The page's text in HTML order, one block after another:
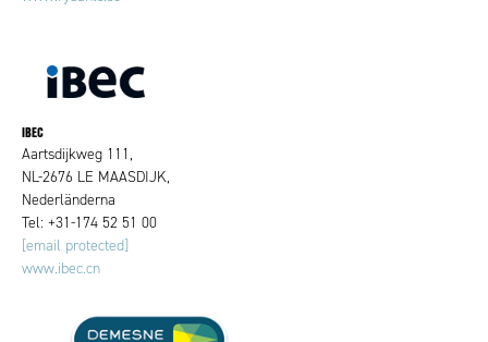
IBEC
Aartsdijkweg 111,
NL-2676 LE MAASDIJK,
Nederländerna
Tel: +31-174 52 51 00
[email protected]
www.ibec.cn